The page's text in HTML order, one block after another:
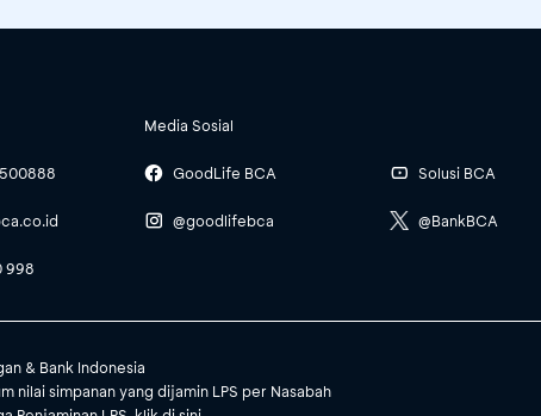
998
Media Sosial
GoodLife BCA
@goodlifebca
Solusi BCA
@BankBCA
& Bank Indonesia
nilai simpanan yang dijamin LPS per Nasabah